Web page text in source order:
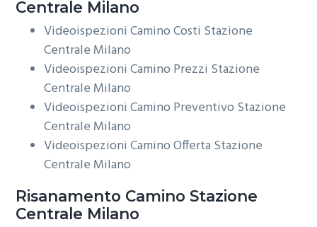
Centrale Milano
Videoispezioni Camino Costi Stazione
Centrale Milano
Videoispezioni Camino Prezzi Stazione
Centrale Milano
Videoispezioni Camino Preventivo Stazione
Centrale Milano
Videoispezioni Camino Offerta Stazione
Centrale Milano
Risanamento Camino Stazione
Centrale Milano